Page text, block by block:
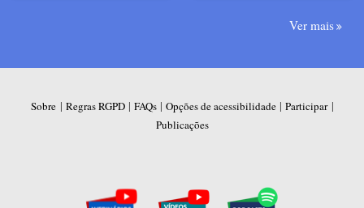
Ver mais
Sobre | Regras RGPD| FAQs| Opções de acessibilidade| Participar|
Publicações